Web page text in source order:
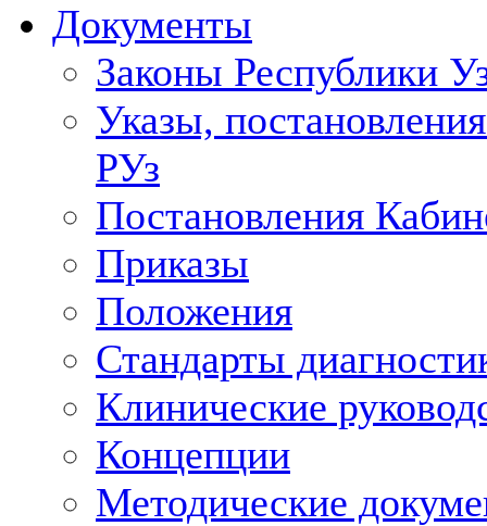
Документы
Законы Республики
Указы,
РУз
Постановления
Приказы
Положения
Стандарты
Клинические
Концепции
Методические